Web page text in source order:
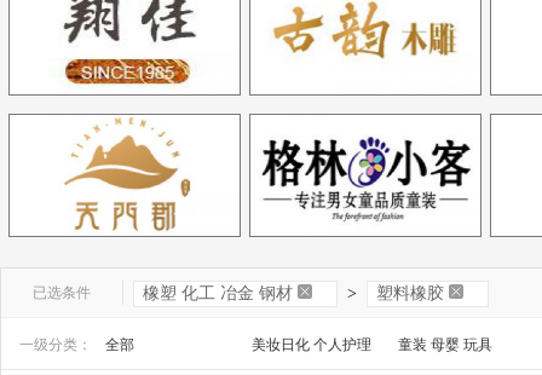
已选条件 橡塑 化工 冶金 钢材 > 塑料橡胶
一级分类： 全部 美妆日化 个人护理
童装 母婴 玩具